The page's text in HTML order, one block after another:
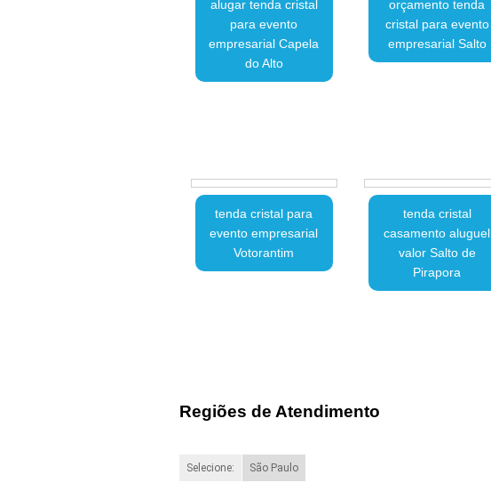
alugar tenda cristal
para evento
empresarial Capela
do Alto
orçamento tenda
cristal para evento
empresarial Salto
tenda cristal para
evento empresarial
Votorantim
tenda cristal
casamento aluguel
valor Salto de
Pirapora
Regiões de Atendimento
Selecione: São Paulo